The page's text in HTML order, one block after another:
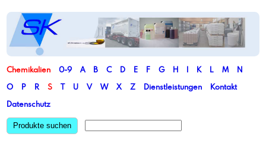
Chemikalien 0-9 A B C D E F G H I K L M
N
O
P R S T U V W X Z Dienstleistungen
Kontakt
Datenschutz
Produkte suchen